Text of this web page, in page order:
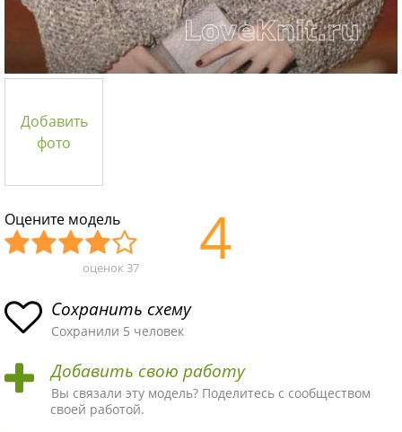
Добавить
фото
Оцените модель
асн
ая
ма
пло
хая
ма
ыч
ная
ма
Хор
ая
ма
Отл
ая
ма!
оценок 37 4
Сохранить схему
Сохранили 5 человек
Добавить свою работу
Вы связали эту модель? Поделитесь с сообществом
своей работой.